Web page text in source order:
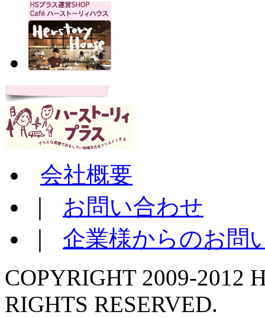
会社概要
お問い合わせ
企業様からのお問
COPYRIGHT 2009-2012
RIGHTS RESERVED.